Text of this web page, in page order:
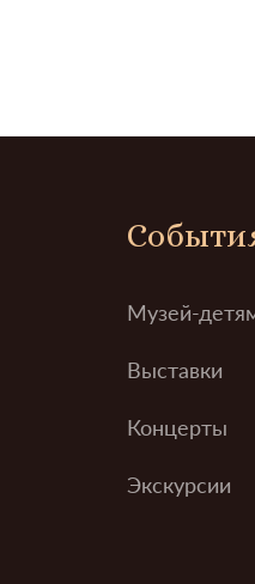
Музей-
Выставки
Концерты
Экскурсии